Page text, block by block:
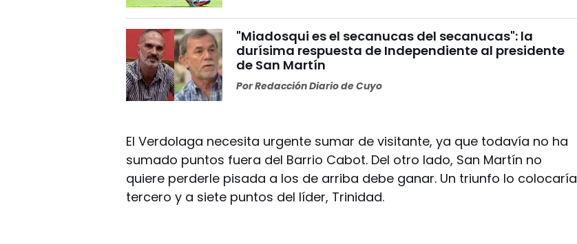
"Miadosqui es el secanucas del secanucas": la
durísima respuesta de Independiente al presidente
de San Martín
PorRedacción Diario de Cuyo
El Verdolaga necesita urgente sumar de visitante, ya que todavía no ha
sumado puntos fuera del Barrio Cabot. Del otro lado, San Martín no
quiere perderle pisada a los de arriba debe ganar. Un triunfo lo colocaría
tercero y a siete puntos del líder, Trinidad.